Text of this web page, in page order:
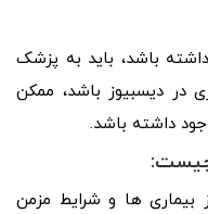
باشد، باید به پزشک
در دیسبیوز باشد، ممکن
داشته باشد.
چیست:
بیماری ها و شرایط مزمن